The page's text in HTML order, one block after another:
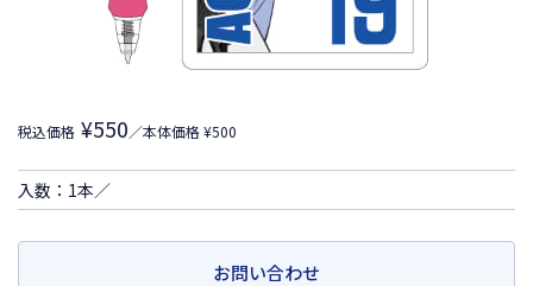
税込価格 ¥550／本体価格 ¥500
入数：1本／
お問い合わせ